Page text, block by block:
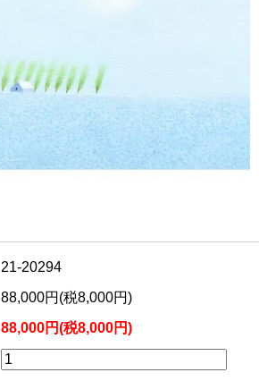
21-20294
88,000円(税8,000円)
88,000円(税8,000円)